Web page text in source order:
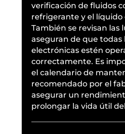
verificación de fluidos
refrigerante y el líquido
También se revisan las
aseguran de que todas
electrónicas estén
correctamente. Es
el calendario de
recomendado por el
asegurar un
prolongar la vida útil